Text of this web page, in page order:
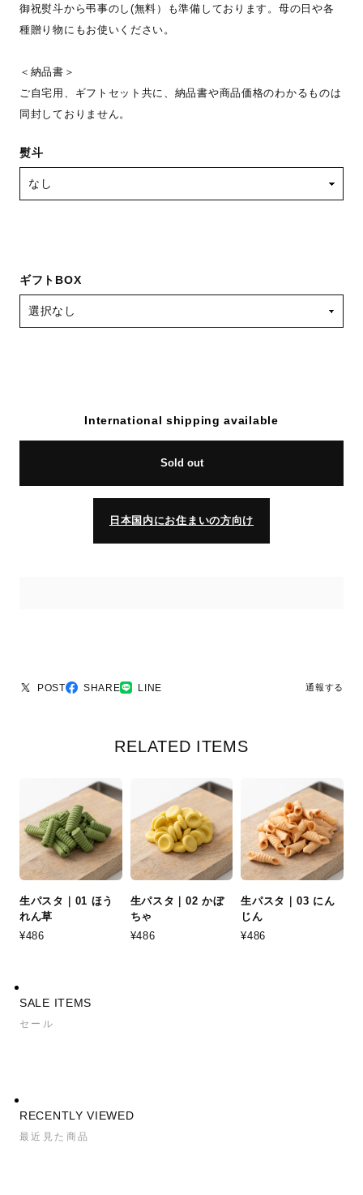
御祝熨斗から弔事のし(無料）も準備しております。母の日や各
種贈り物にもお使いください。
＜納品書＞
ご自宅用、ギフトセット共に、納品書や商品価格のわかるものは
同封しておりません。
熨斗
ギフトBOX
International shipping available
Sold out
日本国内にお住まいの方向け
POST SHARE LINE 通報する
RELATED ITEMS
生パスタ｜01 ほう
れん草
¥486
生パスタ｜02 かぼ
ちゃ
¥486
生パスタ｜03 にん
じん
¥486
SALE ITEMS
セール
RECENTLY VIEWED
最近見た商品